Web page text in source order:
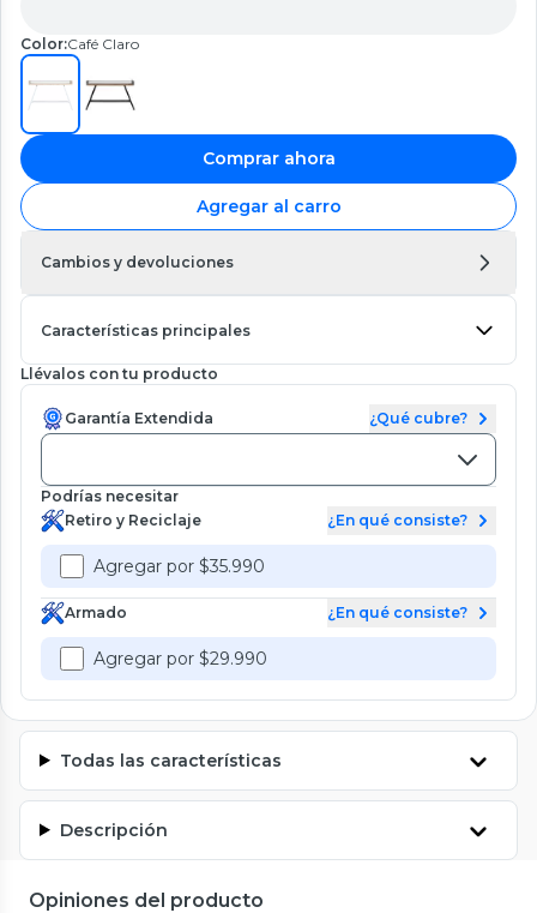
Color:Café Claro
Comprar ahora
Agregar al carro
Cambios y devoluciones
Características principales
Llévalos con tu producto
Garantía Extendida ¿Qué cubre?
Podrías necesitar
Retiro y Reciclaje
¿En qué consiste?
Agregar por $35.990
Armado ¿En qué consiste?
Agregar por $29.990
Todas las características
Descripción
Opiniones del producto